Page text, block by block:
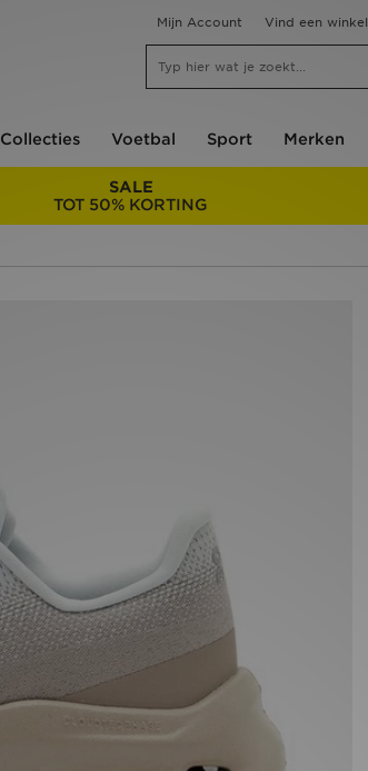
Mijn Account Vind een winkel
Collecties Voetbal Sport Merken
SALE
TOT 50% KORTING